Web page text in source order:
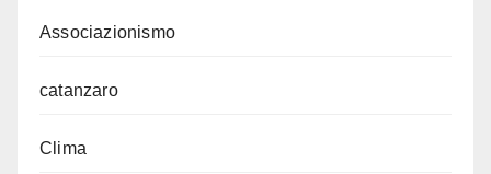
Associazionismo
catanzaro
Clima